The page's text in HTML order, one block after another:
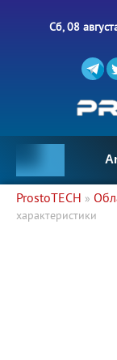
Сб, 08
ProstoTECH »
характеристики
5 581 0